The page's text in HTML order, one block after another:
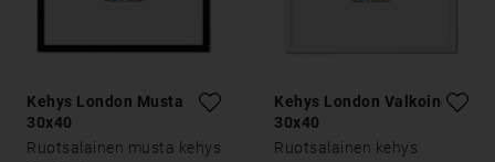
Kehys London Musta
30x40
Ruotsalainen musta kehys
Kehys London Valkoinen
30x40
Ruotsalainen kehys